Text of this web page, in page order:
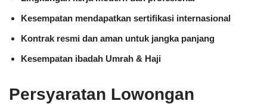
Kesempatan mendapatkan sertifikasi internasional
Kontrak resmi dan aman untuk jangka panjang
Kesempatan ibadah Umrah & Haji
Persyaratan Lowongan